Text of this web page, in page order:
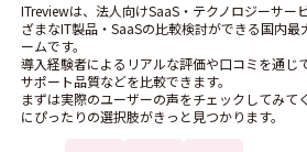
ITreviewは、法人向けSaaS・テクノロジーサー
ざまなIT製品・SaaSの比較検討ができる国内
ームです。
導入経験者によるリアルな評価や口コミを通じ
サポート品質などを比較できます。
まずは実際のユーザーの声をチェックしてみて
にぴったりの選択肢がきっと見つかります。